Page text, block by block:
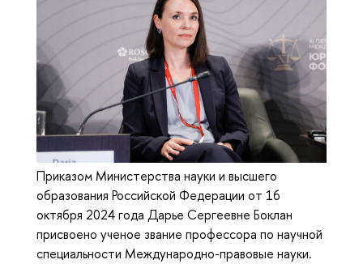
Приказом Министерства науки и высшего
образования Российской Федерации от 16
октября 2024 года Дарье Сергеевне Боклан
присвоено ученое звание профессора по научной
специальности Международно-правовые науки.